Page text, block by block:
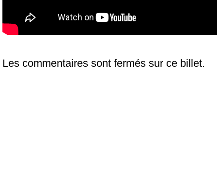
Les commentaires sont fermés sur ce billet.